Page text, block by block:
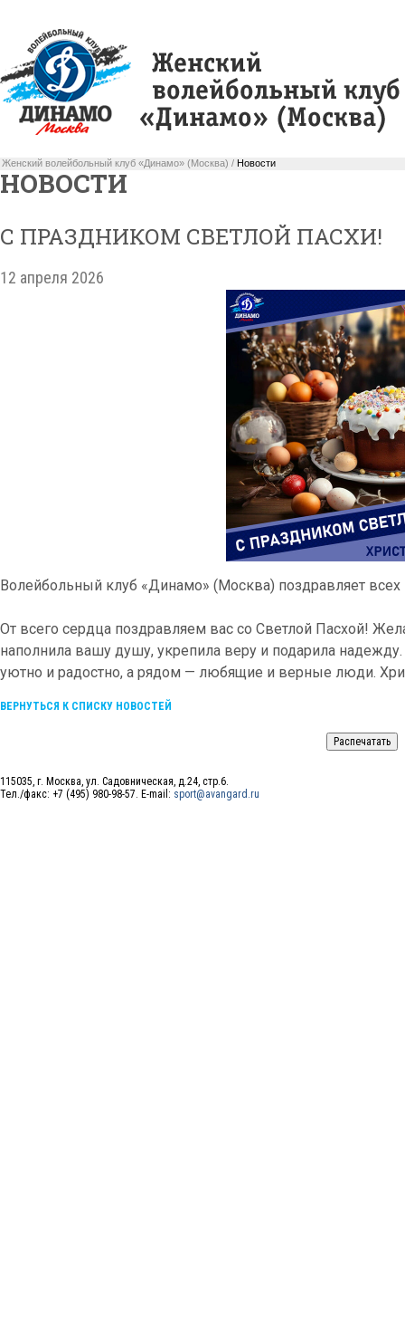
Женский волейбольный клуб «Динамо» (Москва) / Новости
НОВОСТИ
С ПРАЗДНИКОМ СВЕТЛОЙ ПАСХИ!
12 апреля 2026
Волейбольный клуб «Динамо» (Москва) поздравляет всех
От всего сердца поздравляем вас со Светлой Пасхой!
наполнила вашу душу, укрепила веру и подарила
уютно и радостно, а рядом — любящие и верные люди.
ВЕРНУТЬСЯ К СПИСКУ НОВОСТЕЙ
115035, г. Москва, ул. Садовническая, д.24, стр.6.
Тел./факс: +7 (495) 980-98-57. E-mail: sport@avangard.ru